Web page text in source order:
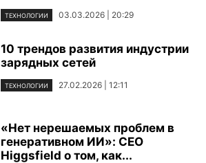
ТЕХНОЛОГИИ 03.03.2026 | 20:29
10 трендов развития индустрии
зарядных сетей
ТЕХНОЛОГИИ 27.02.2026 | 12:11
«Нет нерешаемых проблем в
генеративном ИИ»: CEO
Higgsfield о том, как...